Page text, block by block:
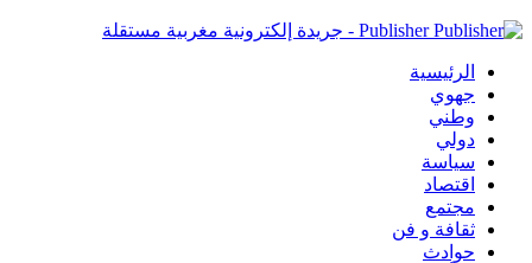
Publisher - جريدة إلكترونية مغربية مستقلة
الرئيسية
جهوي
وطني
دولي
سياسة
اقتصاد
مجتمع
ثقافة و فن
حوادث